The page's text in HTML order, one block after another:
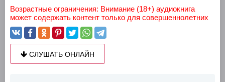
Возрастные ограничения: Внимание (18+) аудиокнига
может содержать контент только для совершеннолетних
СЛУШАТЬ ОНЛАЙН